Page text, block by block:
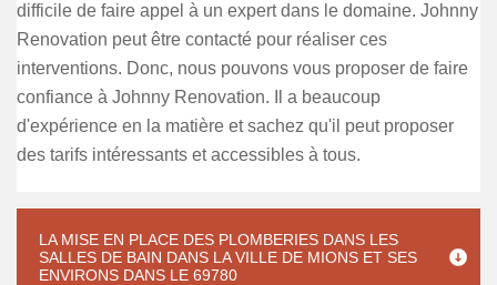
difficile de faire appel à un expert dans le domaine. Johnny
Renovation peut être contacté pour réaliser ces
interventions. Donc, nous pouvons vous proposer de faire
confiance à Johnny Renovation. Il a beaucoup
d'expérience en la matière et sachez qu'il peut proposer
des tarifs intéressants et accessibles à tous.
LA MISE EN PLACE DES PLOMBERIES DANS LES
SALLES DE BAIN DANS LA VILLE DE MIONS ET SES
ENVIRONS DANS LE 69780